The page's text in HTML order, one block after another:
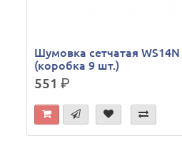
Шумовка сетчатая WS14N
(коробка 9 шт.)
551р.